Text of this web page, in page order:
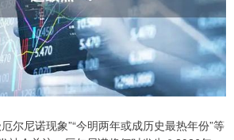
尔尼诺现象”“今明两年或成历史最热年份”等